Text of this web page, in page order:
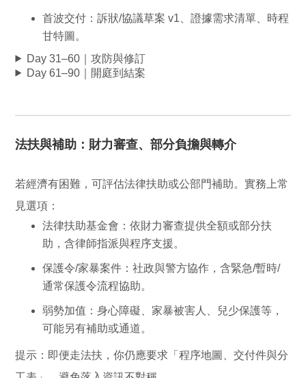
首波交付：訴狀/協議草案 v1、證據需求清單、時程
甘特圖。
Day 31–60｜攻防與修訂
Day 61–90｜開庭到結案
法扶與補助：財力審查、部分負擔與轉介
若經濟有困難，可評估法律扶助或公部門補助。實務上常
見選項：
法律扶助基金會 ：依財力審查提供全額或部分扶
助，含律師指派與程序支援。
保護令/家暴案件 ：社政與警方協作，含緊急/暫時/
通常保護令流程協助。
弱勢加值 ：身心障礙、家暴被害人、兒少保護等，
可能另有補助或通道。
提示： 即便走法扶，你仍應要求「程序地圖、交付件與分